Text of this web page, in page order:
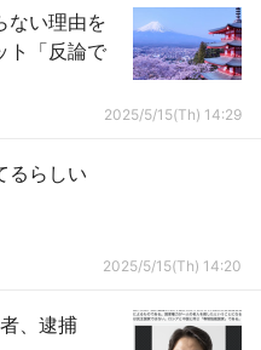
ない理由を
ト「反論で
2025/5/15(Th) 14:29
るらしい
2025/5/15(Th) 14:20
、逮捕